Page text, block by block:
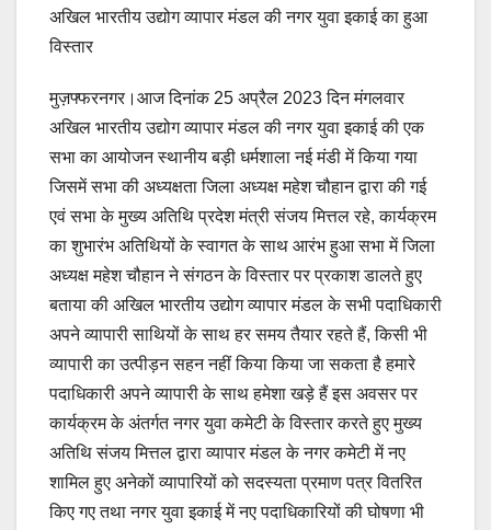
अखिल भारतीय उद्योग व्यापार मंडल की नगर युवा इकाई का हुआ
विस्तार
मुज़फ्फरनगर।आज दिनांक 25 अप्रैल 2023 दिन मंगलवार
अखिल भारतीय उद्योग व्यापार मंडल की नगर युवा इकाई की एक
सभा का आयोजन स्थानीय बड़ी धर्मशाला नई मंडी में किया गया
जिसमें सभा की अध्यक्षता जिला अध्यक्ष महेश चौहान द्वारा की गई
एवं सभा के मुख्य अतिथि प्रदेश मंत्री संजय मित्तल रहे, कार्यक्रम
का शुभारंभ अतिथियों के स्वागत के साथ आरंभ हुआ सभा में जिला
अध्यक्ष महेश चौहान ने संगठन के विस्तार पर प्रकाश डालते हुए
बताया की अखिल भारतीय उद्योग व्यापार मंडल के सभी पदाधिकारी
अपने व्यापारी साथियों के साथ हर समय तैयार रहते हैं, किसी भी
व्यापारी का उत्पीड़न सहन नहीं किया किया जा सकता है हमारे
पदाधिकारी अपने व्यापारी के साथ हमेशा खड़े हैं इस अवसर पर
कार्यक्रम के अंतर्गत नगर युवा कमेटी के विस्तार करते हुए मुख्य
अतिथि संजय मित्तल द्वारा व्यापार मंडल के नगर कमेटी में नए
शामिल हुए अनेकों व्यापारियों को सदस्यता प्रमाण पत्र वितरित
किए गए तथा नगर युवा इकाई में नए पदाधिकारियों की घोषणा भी